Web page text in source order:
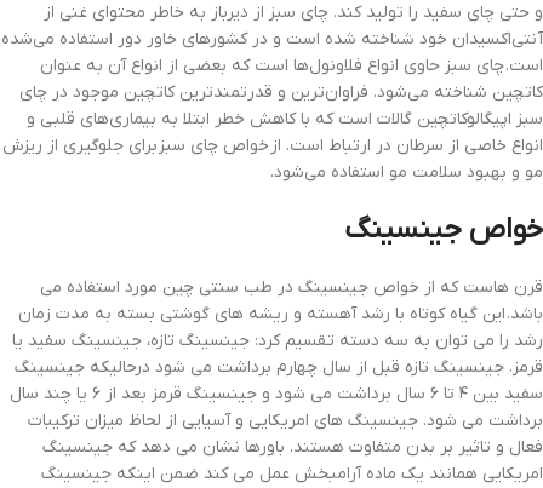
و حتی چای سفید را تولید کند. چای سبز از دیرباز به خاطر محتوای غنی از
آنتی‌اکسیدان خود شناخته شده است و در کشورهای خاور دور استفاده می‌شده
است. چای سبز حاوی انواع فلاونول‌ها است که بعضی از انواع آن به عنوان
کاتچین شناخته می‌شود. فراوان‌ترین و قدرتمندترین کاتچین موجود در چای
سبز اپیگالوکاتچین گالات است که با کاهش خطر ابتلا به بیماری‌های قلبی و
انواع خاصی از سرطان در ارتباط است. از خواص چای سبز برای جلوگیری از ریزش
مو و بهبود سلامت مو استفاده می‌شود.
خواص جینسینگ
قرن هاست که از خواص جینسینگ در طب سنتی چین مورد استفاده می
باشد. این گیاه کوتاه با رشد آهسته و ریشه های گوشتی بسته به مدت زمان
رشد را می توان به سه دسته تقسیم کرد: جینسینگ تازه، جینسینگ سفید یا
قرمز. جینسینگ تازه قبل از سال چهارم برداشت می شود درحالیکه جینسینگ
سفید بین ۴ تا ۶ سال برداشت می شود و جینسینگ قرمز بعد از ۶ یا چند سال
برداشت می شود. جینسینگ های امریکایی و آسیایی از لحاظ میزان ترکیبات
فعال و تاثیر بر بدن متفاوت هستند. باورها نشان می دهد که جینسینگ
امریکایی همانند یک ماده آرامبخش عمل می کند ضمن اینکه جینسینگ